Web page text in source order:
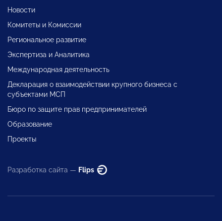
Новости
Комитеты и Комиссии
Региональное развитие
Экспертиза и Аналитика
Международная деятельность
Декларация о взаимодействии крупного бизнеса с
субъектами МСП
Бюро по защите прав предпринимателей
Образование
Проекты
Разработка сайта — Flips